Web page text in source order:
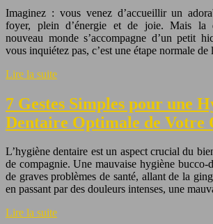
Imaginez : vous venez d’accueillir un
foyer, plein d’énergie et de joie. Mais la
nouveau monde s’accompagne d’un petit
vous inquiétez pas, c’est une étape normale
Lire la suite
7 Gestes Simples pour une
Dentaire Optimale de Votre
L’hygiène dentaire est un aspect crucial du
de compagnie. Une mauvaise hygiène bucco-
de graves problèmes de santé, allant de la
en passant par des douleurs intenses, une
Lire la suite